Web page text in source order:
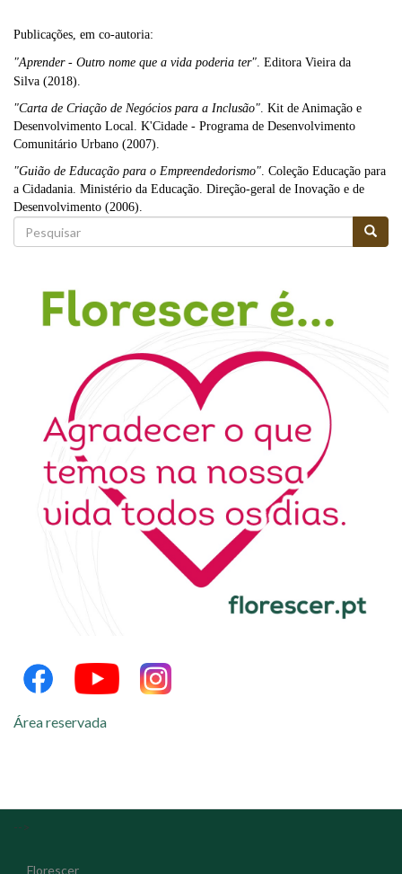
Publicações, em co-autoria:
"Aprender - Outro nome que a vida poderia ter". Editora Vieira da
Silva (2018).
"Carta de Criação de Negócios para a Inclusão". Kit de Animação e
Desenvolvimento Local. K'Cidade - Programa de Desenvolvimento
Comunitário Urbano (2007).
"Guião de Educação para o Empreendedorismo". Coleção Educação para
a Cidadania. Ministério da Educação. Direção-geral de Inovação e de
Desenvolvimento (2006).
Formulário
de
Área reservada
-->
Florescer